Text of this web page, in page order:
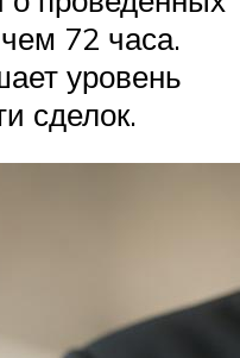
72 часа.
уровень
сделок.